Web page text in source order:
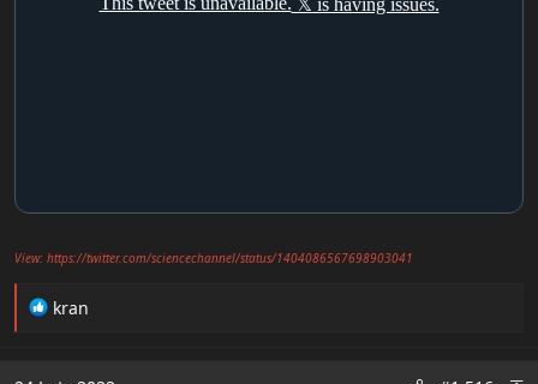
View: https://twitter.com/sciencechannel/status/1404086567698903041
R
kran